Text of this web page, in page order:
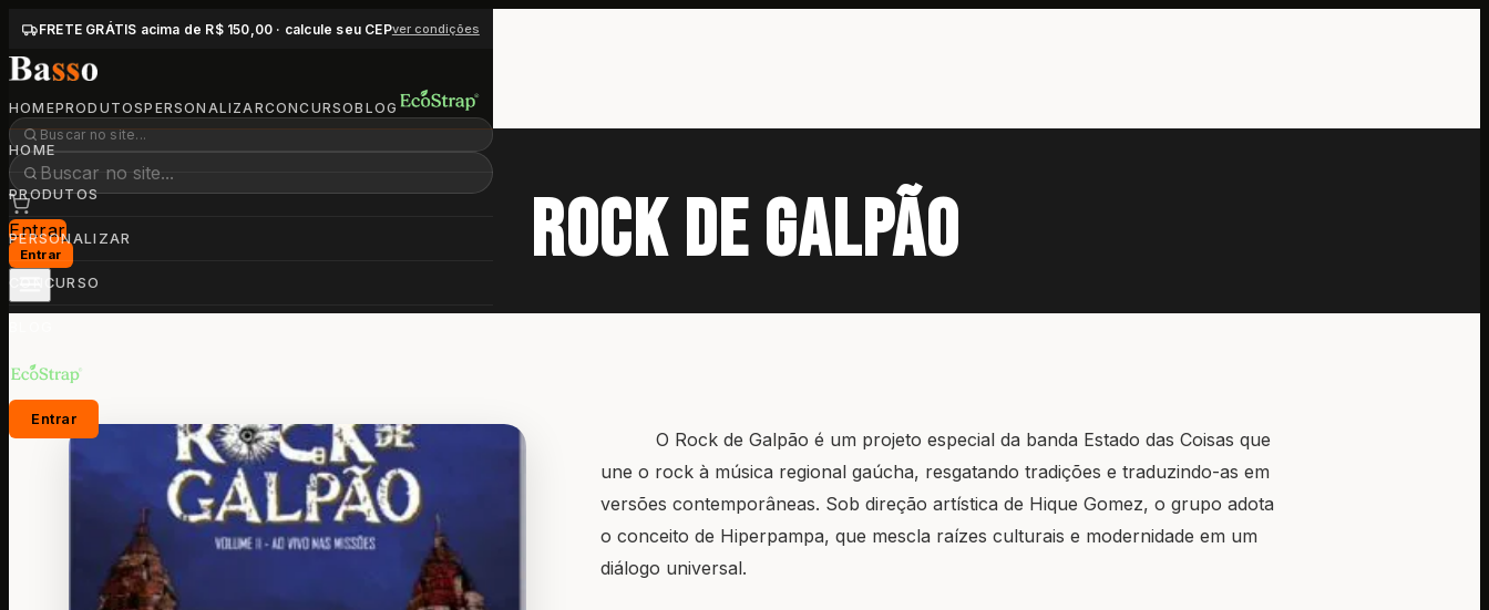
FRETE GRÁTIS acima de R$ 150,00 · calcule seu CEPver condições
HOMEPRODUTOSPERSONALIZARCONCURSOBLOG
Entrar
Entrar
HOME
PRODUTOS
PERSONALIZAR
CONCURSO
Entrar
Rock de Galpão
O Rock de Galpão é um projeto especial da banda Estado das Coisas que
une o rock à música regional gaúcha, resgatando tradições e traduzindo-as em
versões contemporâneas. Sob direção artística de Hique Gomez, o grupo adota
o conceito de Hiperpampa, que mescla raízes culturais e modernidade em um
diálogo universal.